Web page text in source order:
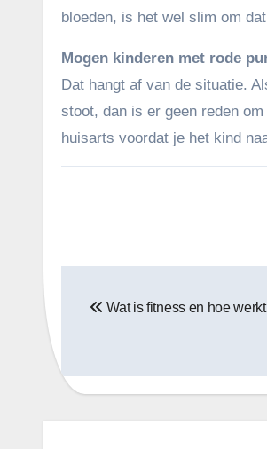
bloeden, is het wel slim om
Mogen kinderen met rode
Dat hangt af van de situatie.
stoot, dan is er geen reden
huisarts voordat je het kind
navigatie
Wat is fitness en hoe